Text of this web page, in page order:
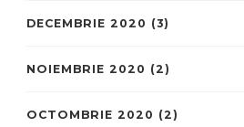
DECEMBRIE 2020 (3)
NOIEMBRIE 2020 (2)
OCTOMBRIE 2020 (2)